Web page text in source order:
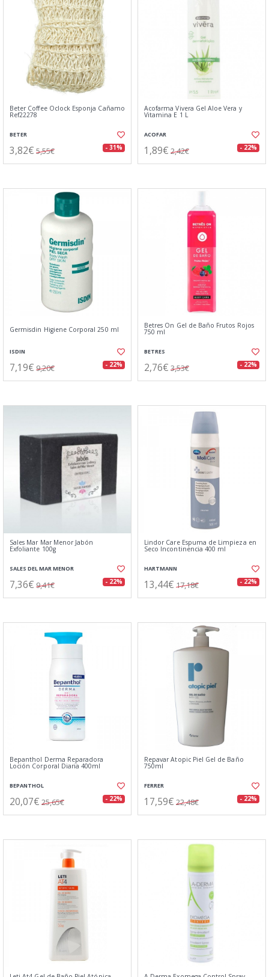
Beter Coffee Oclock Esponja Cañamo
Ref22278
BETER
3,82€ 5,55€ - 31%
Acofarma Vivera Gel Aloe Vera y
Vitamina E 1 L
ACOFAR
1,89€ 2,42€ - 22%
Germisdin Higiene Corporal 250 ml
ISDIN
7,19€ 9,20€ - 22%
Betres On Gel de Baño Frutos Rojos
750 ml
BETRES
2,76€ 3,53€ - 22%
Sales Mar Mar Menor Jabón
Exfoliante 100g
SALES DEL MAR MENOR
7,36€ 9,41€ - 22%
Lindor Care Espuma de Limpieza en
Seco Incontinencia 400 ml
HARTMANN
13,44€ 17,18€ - 22%
Bepanthol Derma Reparadora
Loción Corporal Diaria 400ml
BEPANTHOL
20,07€ 25,65€ - 22%
Repavar Atopic Piel Gel de Baño
750ml
FERRER
17,59€ 22,48€ - 22%